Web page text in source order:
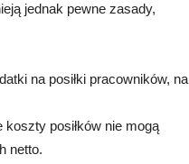
jednak pewne zasady,
na posiłki pracowników, na
posiłków nie mogą
netto.